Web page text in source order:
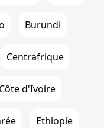
Burundi
Centrafrique
Côte d'Ivoire
Ethiopie